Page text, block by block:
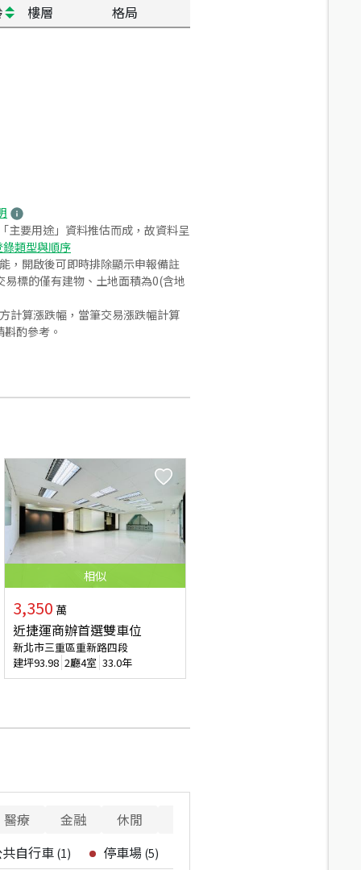
樓層 格局
主要用途」資料推估而成，故資料呈
類型與順序
，開啟後可即時排除顯示申報備註
標的僅有建物、土地面積為0(含地
計算漲跌幅，當筆交易漲跌幅計算
酌參考。
相似
3,350 萬
近捷運商辦首選雙車位
新北市三重區重新路四段
建坪93.98 2廳4室 33.0年
醫療 金融 休閒
自行車(1) 停車場 (5)